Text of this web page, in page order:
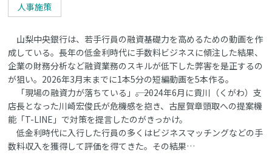
人事施策
山梨中央銀行は、若手行員の融資基礎力を高めるための動画を作
成している。長年の低金利時代に手数料ビジネスに傾注した結果、
企業の財務分析など融資業務のスキルが低下した弊害を是正するの
が狙い。2026年3月末までに1本5分の短編動画を5本作る。
「現場の融資力が落ちている」――。2024年6月に貢川（くがわ）支
店長となった川崎宏俊氏が危機感を抱き、古屋賀章頭取への提案機
能「T-LINE」で対策を提言したのがきっかけ。
低金利時代に入行した行員の多くはビジネスマッチングなどの手
数料収入を獲得して評価を得てきた。その結果…